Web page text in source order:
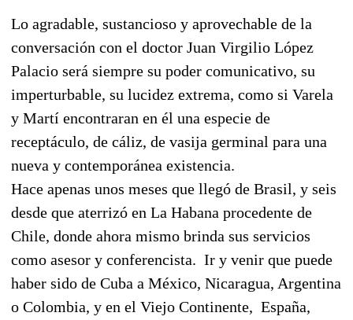
Lo agradable, sustancioso y aprovechable de la
conversación con el doctor Juan Virgilio López
Palacio será siempre su poder comunicativo, su
imperturbable, su lucidez extrema, como si Varela
y Martí encontraran en él una especie de
receptáculo, de cáliz, de vasija germinal para una
nueva y contemporánea existencia.
Hace apenas unos meses que llegó de Brasil, y seis
desde que aterrizó en La Habana procedente de
Chile, donde ahora mismo brinda sus servicios
como asesor y conferencista. Ir y venir que puede
haber sido de Cuba a México, Nicaragua, Argentina
o Colombia, y en el Viejo Continente, España,